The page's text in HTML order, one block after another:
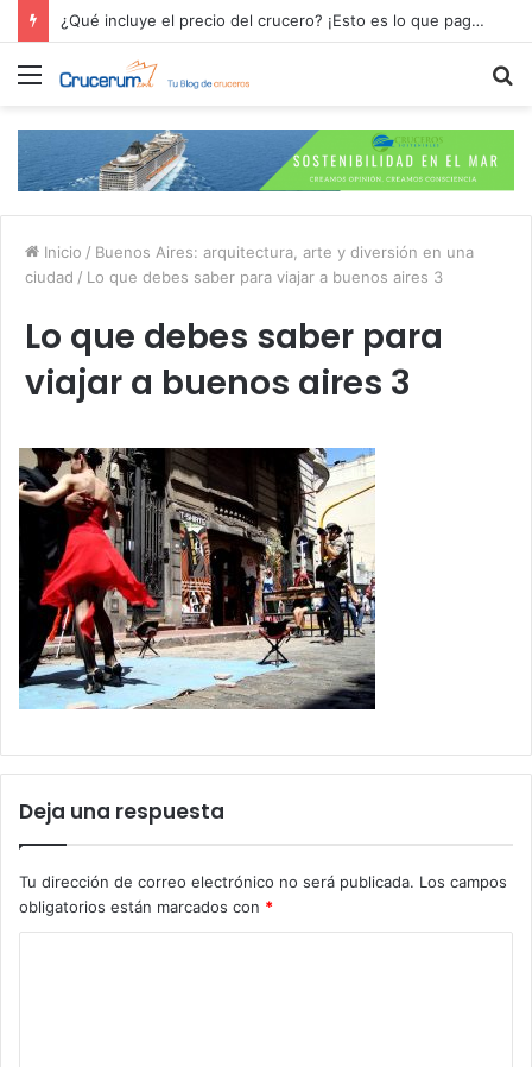
¿Qué incluye el precio del crucero? ¡Esto es lo que pagas por tu aventura en alta mar!
Menú
Inicio / Buenos Aires: arquitectura, arte y diversión en una
ciudad / Lo que debes saber para viajar a buenos aires 3
Lo que debes saber para
viajar a buenos aires 3
Deja una respuesta
Tu dirección de correo electrónico no será publicada. Los campos
obligatorios están marcados con *